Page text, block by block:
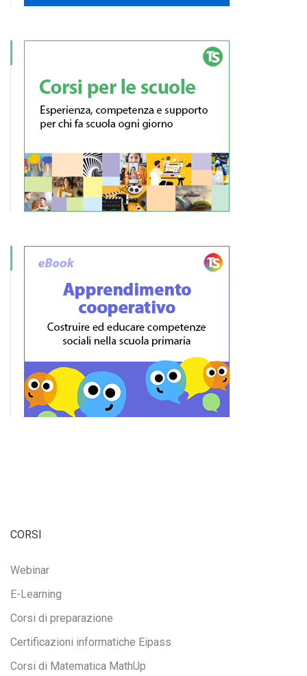
CORSI
Webinar
E-Learning
Corsi di preparazione
Certificazioni informatiche Eipass
Corsi di Matematica MathUp